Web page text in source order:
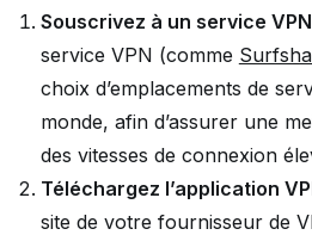
Souscrivez à un service
service VPN (comme
choix d’emplacements de
monde, afin d’assurer une
des vitesses de connexion
Téléchargez l’application
site de votre fournisseur de